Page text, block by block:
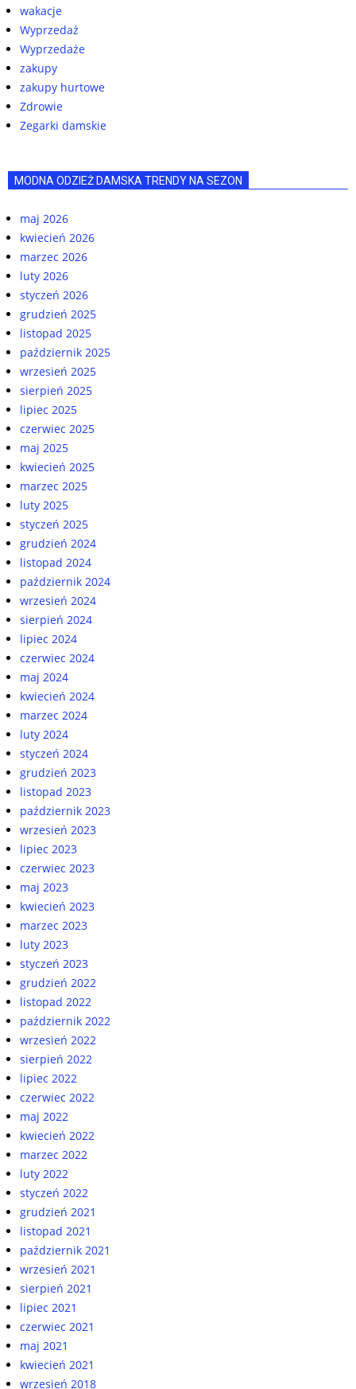
wakacje
Wyprzedaż
Wyprzedaże
zakupy
zakupy hurtowe
Zdrowie
Zegarki damskie
MODNA ODZIEŻ DAMSKA TRENDY NA SEZON
maj 2026
kwiecień 2026
marzec 2026
luty 2026
styczeń 2026
grudzień 2025
listopad 2025
październik 2025
wrzesień 2025
sierpień 2025
lipiec 2025
czerwiec 2025
maj 2025
kwiecień 2025
marzec 2025
luty 2025
styczeń 2025
grudzień 2024
listopad 2024
październik 2024
wrzesień 2024
sierpień 2024
lipiec 2024
czerwiec 2024
maj 2024
kwiecień 2024
marzec 2024
luty 2024
styczeń 2024
grudzień 2023
listopad 2023
październik 2023
wrzesień 2023
lipiec 2023
czerwiec 2023
maj 2023
kwiecień 2023
marzec 2023
luty 2023
styczeń 2023
grudzień 2022
listopad 2022
październik 2022
wrzesień 2022
sierpień 2022
lipiec 2022
czerwiec 2022
maj 2022
kwiecień 2022
marzec 2022
luty 2022
styczeń 2022
grudzień 2021
listopad 2021
październik 2021
wrzesień 2021
sierpień 2021
lipiec 2021
czerwiec 2021
maj 2021
kwiecień 2021
wrzesień 2018